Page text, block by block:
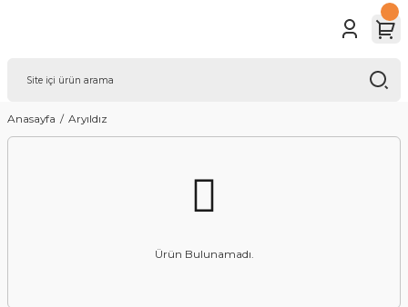
Anasayfa Aryıldız
Ürün Bulunamadı.